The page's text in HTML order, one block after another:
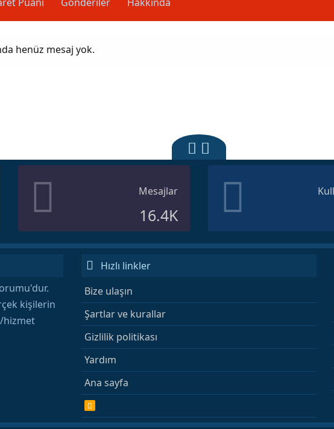
henüz mesaj yok.
Mesajlar
16.4K
kişilerin
hizmet
Hızlı linkler
Bize ulaşın
Şartlar ve kurallar
Gizlilik politikası
Yardım
Ana sayfa
R
S
S